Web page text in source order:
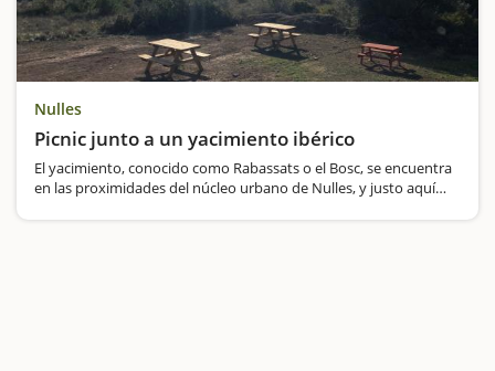
Nulles
Picnic junto a un yacimiento ibérico
El yacimiento, conocido como Rabassats o el Bosc, se encuentra
en las proximidades del núcleo urbano de Nulles, y justo aquí